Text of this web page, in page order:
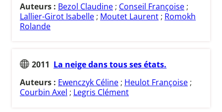
Auteurs : Bezol Claudine ; Conseil Françoise ;
Lallier-Girot Isabelle ; Moutet Laurent ; Romokh
Rolande
2011 La neige dans tous ses états.
Auteurs : Ewenczyk Céline ; Heulot Françoise ;
Courbin Axel ; Legris Clément